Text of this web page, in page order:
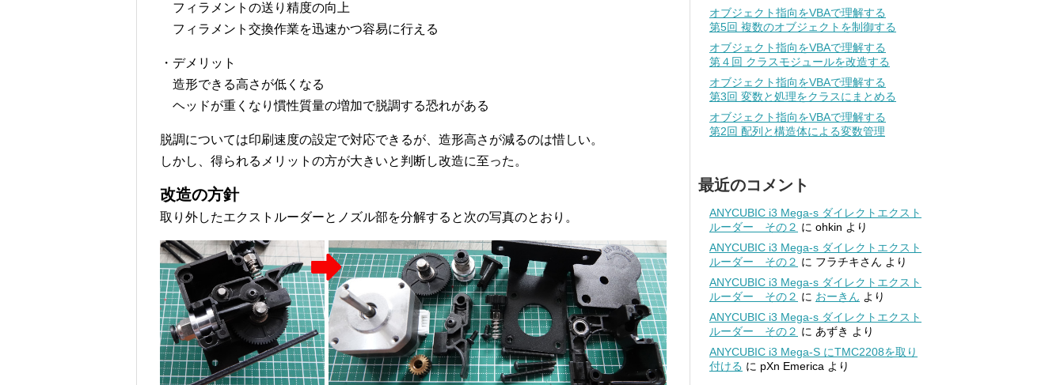
フィラメントの送り精度の向上
フィラメント交換作業を迅速かつ容易に行える
・デメリット
造形できる高さが低くなる
ヘッドが重くなり慣性質量の増加で脱調する恐れがある
脱調については印刷速度の設定で対応できるが、造形高さが減るのは惜しい。
しかし、得られるメリットの方が大きいと判断し改造に至った。
改造の方針
取り外したエクストルーダーとノズル部を分解すると次の写真のとおり。
オブジェクト指向をVBAで理解する
第5回 複数のオブジェクトを制御する
オブジェクト指向をVBAで理解する
第４回 クラスモジュールを改造する
オブジェクト指向をVBAで理解する
第3回 変数と処理をクラスにまとめる
オブジェクト指向をVBAで理解する
第2回 配列と構造体による変数管理
最近のコメント
ANYCUBIC i3 Mega-s ダイレクトエクスト
ルーダー その２ に ohkin より
ANYCUBIC i3 Mega-s ダイレクトエクスト
ルーダー その２ に フラチキさん より
ANYCUBIC i3 Mega-s ダイレクトエクスト
ルーダー その２ に おーきん より
ANYCUBIC i3 Mega-s ダイレクトエクスト
ルーダー その２ に あずき より
ANYCUBIC i3 Mega-S にTMC2208を取り
付ける に pXn Emerica より